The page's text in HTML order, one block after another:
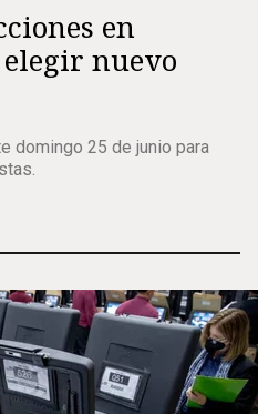
en
nuevo
domingo 25 de junio para